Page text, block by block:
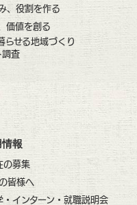
、役割を作る
価値を創る
らせる地域づくり
調査
報
の募集
皆様へ
・インターン・就職説明会